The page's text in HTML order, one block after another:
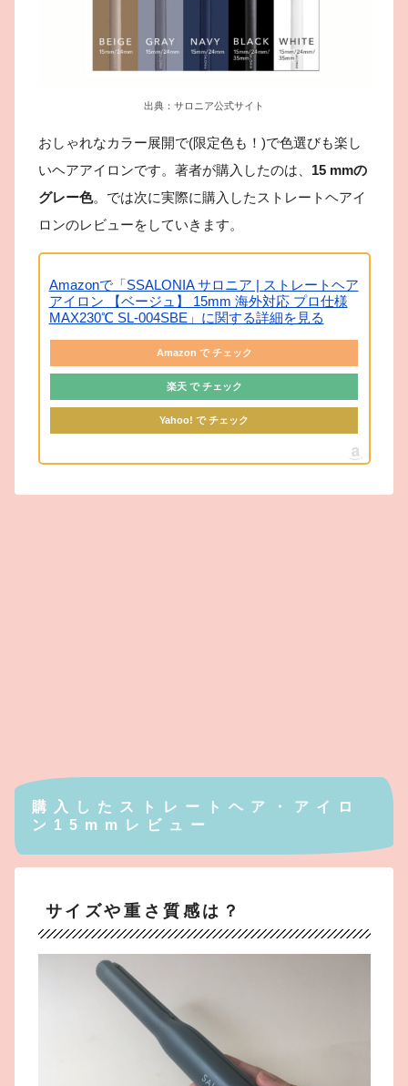
出典：サロニア公式サイト
おしゃれなカラー展開で(限定色も！)で色選びも楽し
いヘアアイロンです。著者が購入したのは、 15 mmの
グレー色。では次に実際に購入したストレートヘアイ
ロンのレビューをしていきます。
Amazonで「SSALONIA サロニア | ストレートヘア
アイロン 【ベージュ】 15mm 海外対応 プロ仕様
MAX230℃ SL-004SBE」に関する詳細を見る
Amazon で チェック
楽天 で チェック
Yahoo! で チェック
購入したストレートヘア・アイロ
ン15mmレビュー
サイズや重さ質感は？